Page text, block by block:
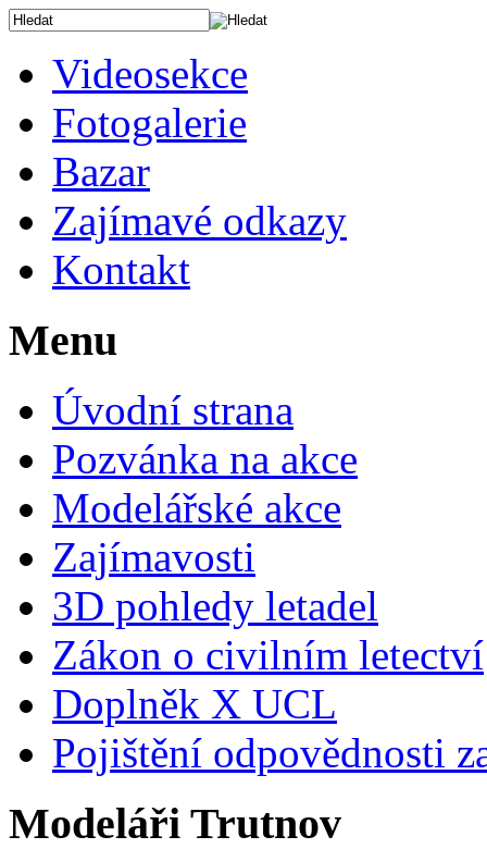
Videosekce
Fotogalerie
Bazar
Zajímavé odkazy
Kontakt
Menu
Úvodní strana
Pozvánka na akce
Modelářské akce
Zajímavosti
3D pohledy letadel
Zákon o civilním letectví
Doplněk X UCL
Pojištění odpovědnosti
Modeláři Trutnov